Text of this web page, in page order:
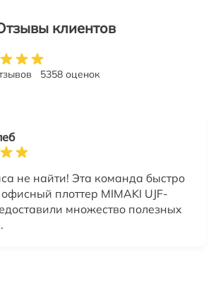
клиентов
5358 оценок
не найти! Эта команда быстро
плоттер MIMAKI UJF-
множество полезных